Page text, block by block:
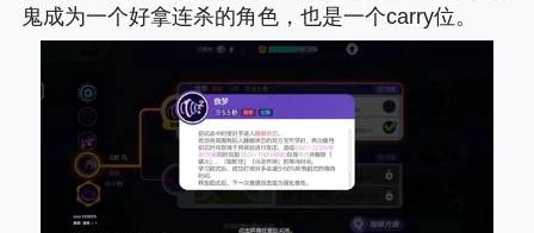
鬼成为一个好拿连杀的角色，也是一个carry位。